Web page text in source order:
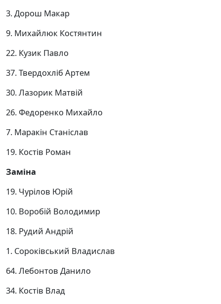
3. Дорош Макар
9. Михайлюк Костянтин
22. Кузик Павло
37. Твердохліб Артем
30. Лазорик Матвій
26. Федоренко Михайло
7. Маракін Станіслав
19. Костів Роман
Заміна
19. Чурілов Юрій
10. Воробій Володимир
18. Рудий Андрій
1. Сороківський Владислав
64. Лебонтов Данило
34. Костів Влад